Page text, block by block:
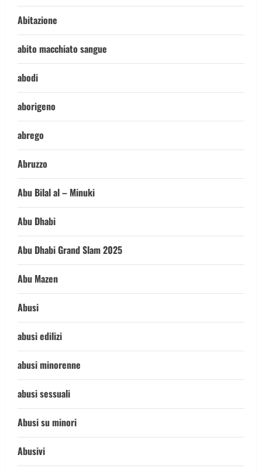
Abitazione
abito macchiato sangue
abodi
aborigeno
abrego
Abruzzo
Abu Bilal al – Minuki
Abu Dhabi
Abu Dhabi Grand Slam 2025
Abu Mazen
Abusi
abusi edilizi
abusi minorenne
abusi sessuali
Abusi su minori
Abusivi